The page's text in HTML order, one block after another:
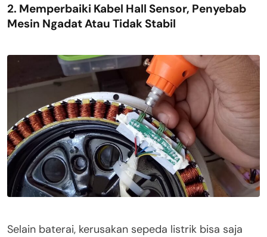
2. Memperbaiki Kabel Hall Sensor, Penyebab
Mesin Ngadat Atau Tidak Stabil
Selain baterai, kerusakan sepeda listrik bisa saja